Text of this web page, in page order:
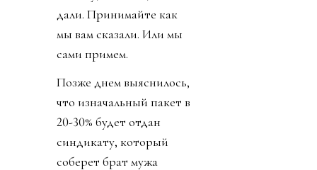
дали. Принимайте как
мы вам сказали. Или мы
сами примем.
Позже днем выяснилось,
что изначальный пакет в
20-30% будет отдан
синдикату, который
соберет брат мужа